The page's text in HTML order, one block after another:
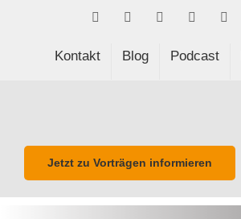
FacebookLinkedIn Spotify
Kontakt Blog Podcast
Jetzt zu Vorträgen informieren